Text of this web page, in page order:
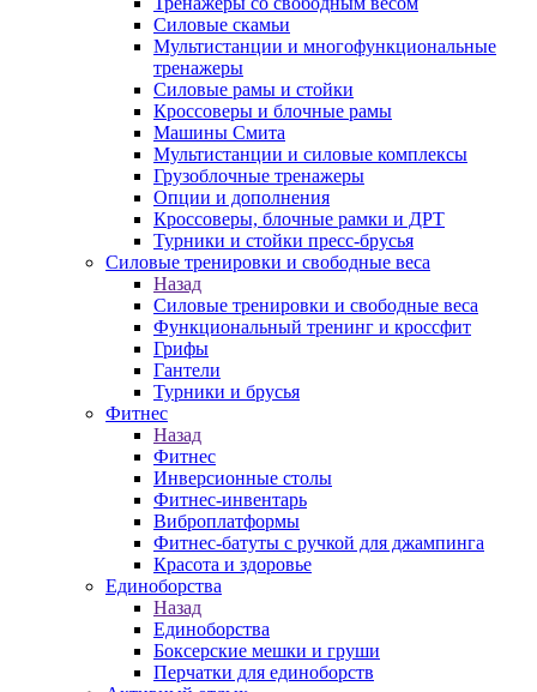
Силовые скамьи
Мультистанции и многофункциональные
тренажеры
Силовые рамы и стойки
Кроссоверы и блочные рамы
Машины Смита
Мультистанции и силовые комплексы
Грузоблочные тренажеры
Опции и дополнения
Кроссоверы, блочные рамки и ДРТ
Турники и стойки пресс-брусья
Силовые тренировки и свободные веса
Назад
Силовые тренировки и свободные веса
Функциональный тренинг и кроссфит
Грифы
Гантели
Турники и брусья
Фитнес
Назад
Фитнес
Инверсионные столы
Фитнес-инвентарь
Виброплатформы
Фитнес-батуты с ручкой для джампинга
Красота и здоровье
Единоборства
Назад
Единоборства
Боксерские мешки и груши
Перчатки для единоборств